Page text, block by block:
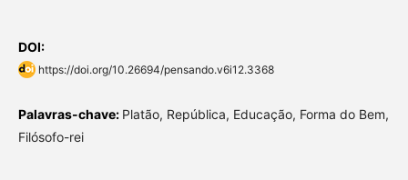
DOI:
https://doi.org/10.26694/pensando.v6i12.3368
Palavras-chave: Platão, República, Educação, Forma do Bem,
Filósofo-rei